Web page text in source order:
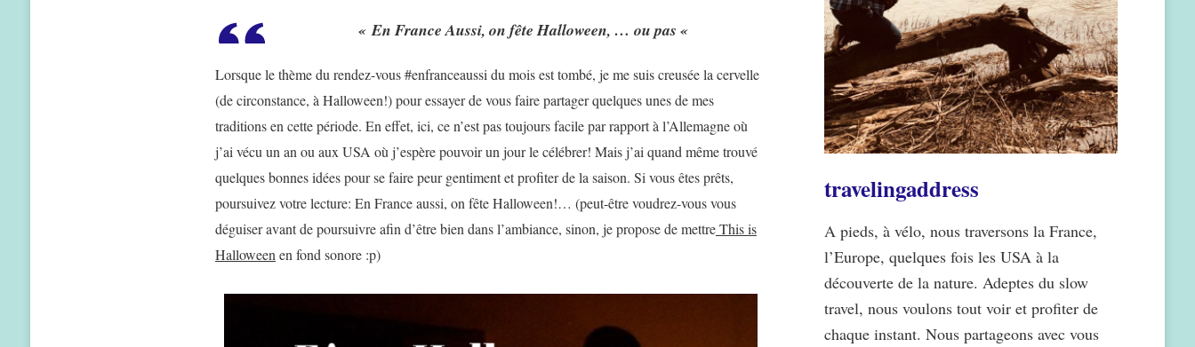
« En France Aussi, on fête Halloween, … ou pas «
Lorsque le thème du rendez-vous #enfranceaussi du mois est tombé, je me suis creusée la cervelle
(de circonstance, à Halloween!) pour essayer de vous faire partager quelques unes de mes
traditions en cette période. En effet, ici, ce n’est pas toujours facile par rapport à l’Allemagne où
j’ai vécu un an ou aux USA où j’espère pouvoir un jour le célébrer! Mais j’ai quand même trouvé
quelques bonnes idées pour se faire peur gentiment et profiter de la saison. Si vous êtes prêts,
poursuivez votre lecture: En France aussi, on fête Halloween!… (peut-être voudrez-vous vous
déguiser avant de poursuivre afin d’être bien dans l’ambiance, sinon, je propose de mettreThis is
Halloween en fond sonore :p)
travelingaddress
A pieds, à vélo, nous traversons la France,
l’Europe, quelques fois les USA à la
découverte de la nature. Adeptes du slow
travel, nous voulons tout voir et profiter de
chaque instant. Nous partageons avec vous